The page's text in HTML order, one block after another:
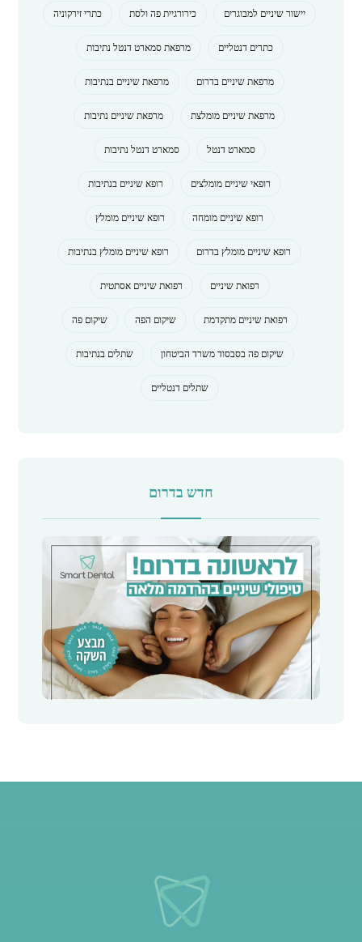
יישור שיניים למבוגרים
כירורגיית פה ולסת
כתרי זירקוניה
כתרים דנטליים
מרפאת סמארט דנטל נתיבות
מרפאת שיניים בדרום
מרפאת שיניים בנתיבות
מרפאת שיניים מומלצת
מרפאת שיניים נתיבות
סמארט דנטל
סמארט דנטל נתיבות
רופאי שיניים מומלצים
רופא שיניים בנתיבות
רופא שיניים מומחה
רופא שיניים מומלץ
רופא שיניים מומלץ בדרום
רופא שיניים מומלץ בנתיבות
רפואת שיניים
רפואת שיניים אסתטית
רפואת שיניים מתקדמת
שיקום הפה
שיקום פה
שיקום פה בסבסוד משרד הביטחון
שתלים בנתיבות
שתלים דנטליים
חדש בדרום